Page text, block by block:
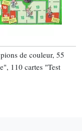
de couleur, 55
110 cartes "Test